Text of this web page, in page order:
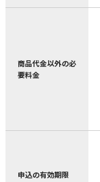
商品代金以外の必
要料金
申込の有効期限